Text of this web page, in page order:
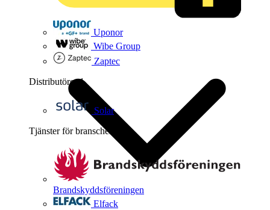
Uponor
Wibe Group
Zaptec
Distributörer 1
Solar
Tjänster för branschen
Brandskyddsföreningen
Elfack